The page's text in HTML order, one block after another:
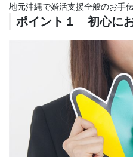
地元沖縄で婚活支援全般のお手
ポイント１ 初心に